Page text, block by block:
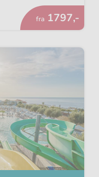
fra Fra
1797,-